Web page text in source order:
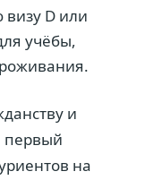
D или
учёбы,
и
первый
на